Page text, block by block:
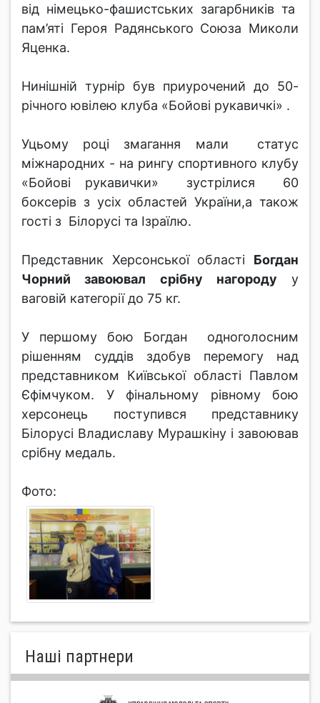
від німецько-фашистських загарбників та
пам’яті Героя Радянського Союза Миколи
Яценка.
Нинішній турнір був приурочений до 50-
річного ювілею клуба «Бойові рукавичкі» .
Уцьому році змагання мали статус
міжнародних - на рингу спортивного клубу
«Бойові рукавички» зустрілися 60
боксерів з усіх областей України,а також
гості з Білорусі та Ізраїлю.
Представник Херсонської області Богдан
Чорний завоювал срібну нагороду у
ваговій категорії до 75 кг.
У першому бою Богдан одноголосним
рішенням суддів здобув перемогу над
представником Київської області Павлом
Єфімчуком. У фінальному рівному бою
херсонець поступився представнику
Білорусі Владиславу Мурашкіну і завоював
срібну медаль.
Фото:
Нашi партнери